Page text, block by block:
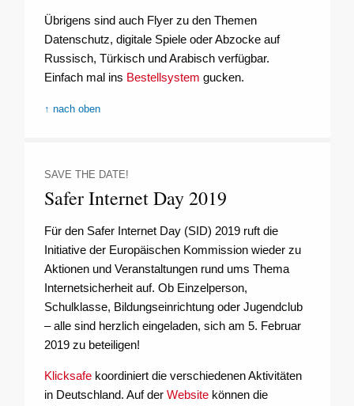
Übrigens sind auch Flyer zu den Themen
Datenschutz, digitale Spiele oder Abzocke auf
Russisch, Türkisch und Arabisch verfügbar.
Einfach mal ins Bestellsystem gucken.
↑ nach oben
SAVE THE DATE!
Safer Internet Day 2019
Für den Safer Internet Day (SID) 2019 ruft die
Initiative der Europäischen Kommission wieder zu
Aktionen und Veranstaltungen rund ums Thema
Internetsicherheit auf. Ob Einzelperson,
Schulklasse, Bildungseinrichtung oder Jugendclub
– alle sind herzlich eingeladen, sich am 5. Februar
2019 zu beteiligen!
Klicksafekoordiniert die verschiedenen Aktivitäten
in Deutschland. Auf der Websitekönnen die